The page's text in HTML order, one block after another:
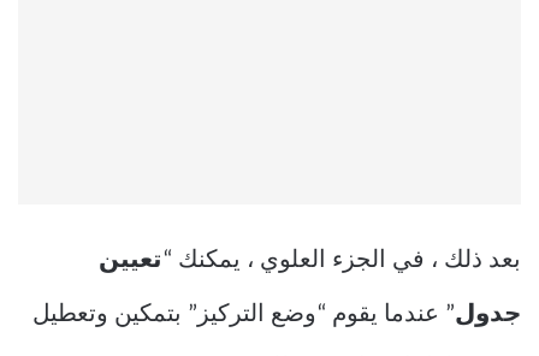
بعد ذلك ، في الجزء العلوي ، يمكنك “ تعيين
جدول” عندما يقوم “وضع التركيز” بتمكين وتعطيل